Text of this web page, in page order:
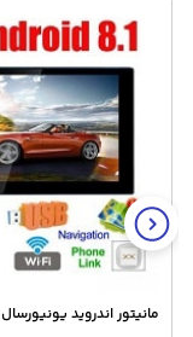
مانیتور اندروید یونیورسال 7 اینچی (دو دین )